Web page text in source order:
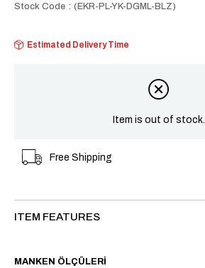
Stock Code (EKR-PL-YK-DGML-BLZ)
Estimated Delivery Time
Item is out of stock.
Free Shipping
ITEM FEATURES
MANKEN ÖLÇÜLERİ